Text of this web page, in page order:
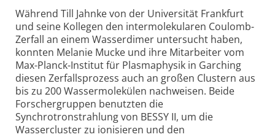
Während Till Jahnke von der Universität Frankfurt
und seine Kollegen den intermolekularen Coulomb-
Zerfall an einem Wasserdimer untersucht haben,
konnten Melanie Mucke und ihre Mitarbeiter vom
Max-Planck-Institut für Plasmaphysik in Garching
diesen Zerfallsprozess auch an großen Clustern aus
bis zu 200 Wassermolekülen nachweisen. Beide
Forschergruppen benutzten die
Synchrotronstrahlung von BESSY II, um die
Wassercluster zu ionisieren und den